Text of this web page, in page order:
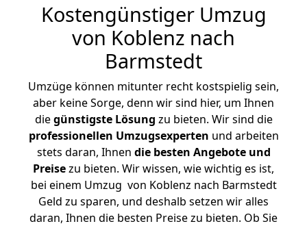
Kostengünstiger Umzug
von Koblenz nach
Barmstedt
Umzüge können mitunter recht kostspielig sein,
aber keine Sorge, denn wir sind hier, um Ihnen
diegünstigste Lösung zu bieten. Wir sind die
professionellen Umzugsexperten und arbeiten
stets daran, Ihnen die besten Angebote und
Preisezu bieten. Wir wissen, wie wichtig es ist,
bei einem Umzug von Koblenz nach Barmstedt
Geld zu sparen, und deshalb setzen wir alles
daran, Ihnen die besten Preise zu bieten. Ob Sie